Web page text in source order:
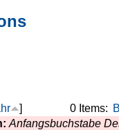
0 Items:
]
Anfangsbuchstabe